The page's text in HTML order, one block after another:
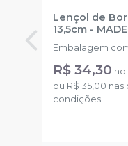
Lençol de
13,5cm -
Embalagem
R$ 34,30 no
ou R$ 35,00 nas
condições